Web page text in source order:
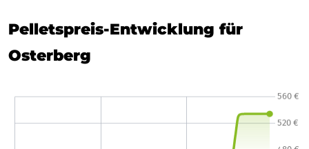
Pelletspreis-Entwicklung für
Osterberg